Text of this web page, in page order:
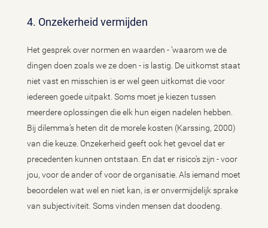
4. Onzekerheid vermijden
Het gesprek over normen en waarden - ‘waarom we de
dingen doen zoals we ze doen - is lastig. De uitkomst staat
niet vast en misschien is er wel geen uitkomst die voor
iedereen goede uitpakt. Soms moet je kiezen tussen
meerdere oplossingen die elk hun eigen nadelen hebben.
Bij dilemma’s heten dit de morele kosten (Karssing, 2000)
van die keuze. Onzekerheid geeft ook het gevoel dat er
precedenten kunnen ontstaan. En dat er risico’s zijn - voor
jou, voor de ander of voor de organisatie. Als iemand moet
beoordelen wat wel en niet kan, is er onvermijdelijk sprake
van subjectiviteit. Soms vinden mensen dat doodeng.